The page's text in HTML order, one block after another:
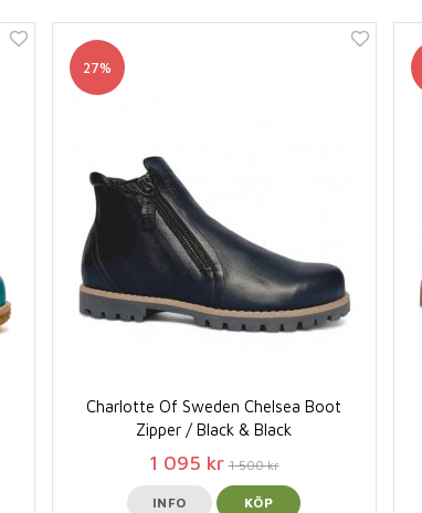
27%
Charlotte Of Sweden Chelsea Boot
Zipper / Black & Black
1 095 kr 1 500 kr
INFO KÖP